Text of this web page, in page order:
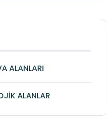
ALANLARI
ALANLAR